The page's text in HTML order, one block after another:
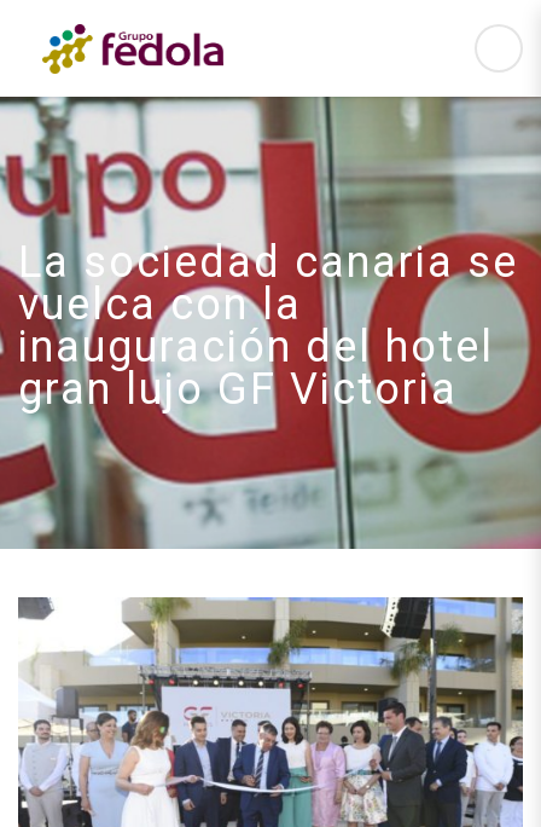
La sociedad canaria se
vuelca con la
inauguración del hotel
gran lujo GF Victoria